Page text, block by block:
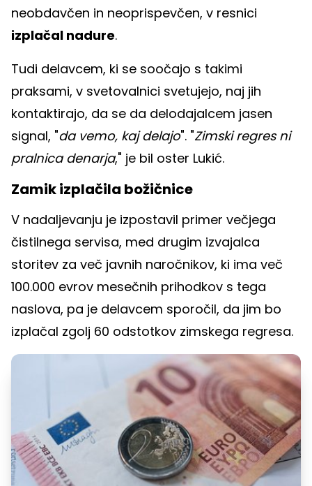
neobdavčen in neoprispevčen, v resnici
izplačal nadure.
Tudi delavcem, ki se soočajo s takimi
praksami, v svetovalnici svetujejo, naj jih
kontaktirajo, da se da delodajalcem jasen
signal, "da vemo, kaj delajo". "Zimski regres ni
pralnica denarja," je bil oster Lukić.
Zamik izplačila božičnice
V nadaljevanju je izpostavil primer večjega
čistilnega servisa, med drugim izvajalca
storitev za več javnih naročnikov, ki ima več
100.000 evrov mesečnih prihodkov s tega
naslova, pa je delavcem sporočil, da jim bo
izplačal zgolj 60 odstotkov zimskega regresa.